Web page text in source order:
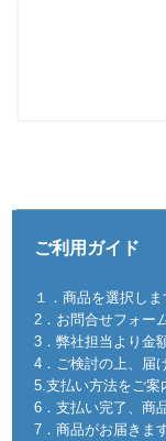
ご利用ガイド
１．商品を選択しま
2．お問合せフォー
3．弊社担当より金
4．ご検討の上、届
5.支払い方法をご案
6．支払い完了、商
7．商品がお届きます